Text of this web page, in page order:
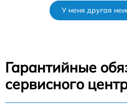
У меня другая
Гарантийные
сервисного